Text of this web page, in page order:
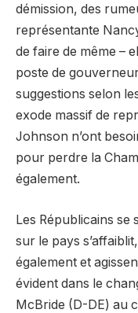
démission, des
représentante
de faire de même –
poste de
suggestions selon
exode massif de
Johnson n’ont
pour perdre la
également.
Les Républicains se
sur le pays
également et
évident dans le
McBride (D-DE) au